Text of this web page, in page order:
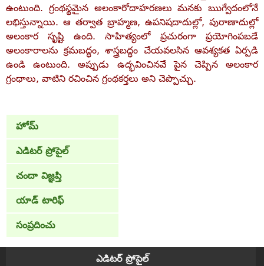
ఉంటుంది. గ్రంథస్థమైన అలంకారోదాహరణలు మనకు ఋగ్వేదంలోనే
లభిస్తున్నాయి. ఆ తర్వాత బ్రాహ్మణ, ఉపనిషదాదుల్లో, పురాణాదుల్లో
అలంకార సృష్టి ఉంది. సాహిత్యంలో ప్రచురంగా ప్రయోగింపబడే
అలంకారాలను క్రమబద్ధం, శాస్త్రబద్ధం చేయవలసిన ఆవశ్యకత ఏర్పడి
ఉండి ఉంటుంది. అప్పుడు ఉద్భవించినవే పైన చెప్పిన అలంకార
గ్రంథాలు, వాటిని రచించిన గ్రంథకర్తలు అని చెప్పొచ్చు.
హోమ్
ఎడిటర్ ప్రోపైల్
చందా విజ్ఞప్తి
యాడ్ టారిఫ్
సంప్రదించు
ఎడిటర్ ప్రోపైల్